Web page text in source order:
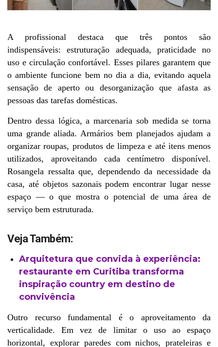
A profissional destaca que três pontos são
indispensáveis: estruturação adequada, praticidade no
uso e circulação confortável. Esses pilares garantem que
o ambiente funcione bem no dia a dia, evitando aquela
sensação de aperto ou desorganização que afasta as
pessoas das tarefas domésticas.
Dentro dessa lógica, a marcenaria sob medida se torna
uma grande aliada. Armários bem planejados ajudam a
organizar roupas, produtos de limpeza e até itens menos
utilizados, aproveitando cada centímetro disponível.
Rosangela ressalta que, dependendo da necessidade da
casa, até objetos sazonais podem encontrar lugar nesse
espaço — o que mostra o potencial de uma área de
serviço bem estruturada.
Veja Também:
Arquitetura que convida à experiência:
restaurante em Curitiba transforma
inspiração country em destino de
convivência
Outro recurso fundamental é o aproveitamento da
verticalidade. Em vez de limitar o uso ao espaço
horizontal, explorar paredes com nichos, prateleiras e